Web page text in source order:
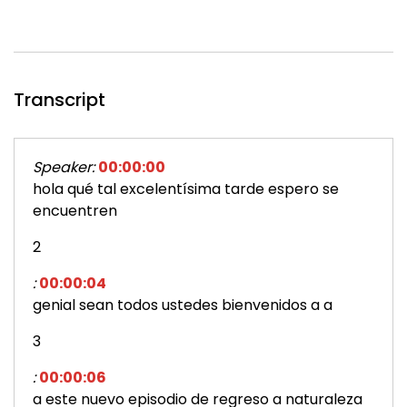
Transcript
Speaker: 00:00:00
hola qué tal excelentísima tarde espero se
encuentren
2
: 00:00:04
genial sean todos ustedes bienvenidos a a
3
: 00:00:06
a este nuevo episodio de regreso a naturaleza